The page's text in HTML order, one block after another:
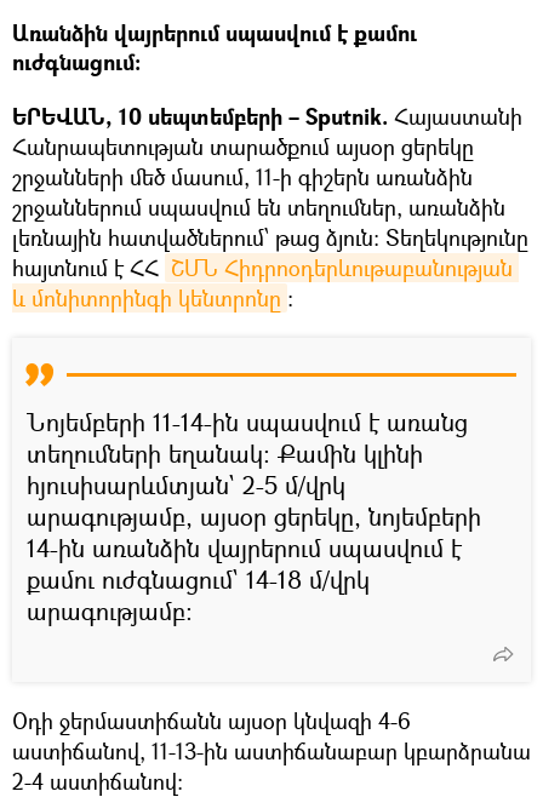
Առանձին վայրերում սպասվում է քամու
ուժգնացում։
ԵՐԵՎԱՆ, 10 սեպտեմբերի – Sputnik. Հայաստանի
Հանրապետության տարածքում այսօր ցերեկը
շրջանների մեծ մասում, 11-ի գիշերն առանձին
շրջաններում սպասվում են տեղումներ, առանձին
լեռնային հատվածներում՝ թաց ձյուն։ Տեղեկությունը
հայտնում է ՀՀ ՇՄՆ Հիդրոօդերևութաբանության
և մոնիտորինգի կենտրոնը ։
Նոյեմբերի 11-14-ին սպասվում է առանց
տեղումների եղանակ։ Քամին կլինի
հյուսիսարևմտյան` 2-5 մ/վրկ
արագությամբ, այսօր ցերեկը, նոյեմբերի
14-ին առանձին վայրերում սպասվում է
քամու ուժգնացում` 14-18 մ/վրկ
արագությամբ:
Օդի ջերմաստիճանն այսօր կնվազի 4-6
աստիճանով, 11-13-ին աստիճանաբար կբարձրանա
2-4 աստիճանով։